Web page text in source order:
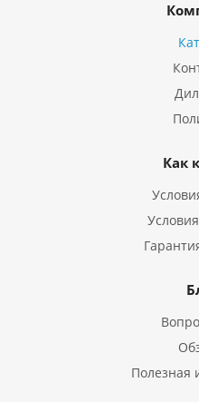
Как
Полезная